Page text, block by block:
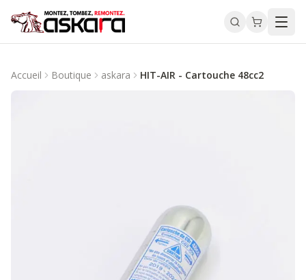
Accueil Boutique askara HIT-AIR - Cartouche 48cc2